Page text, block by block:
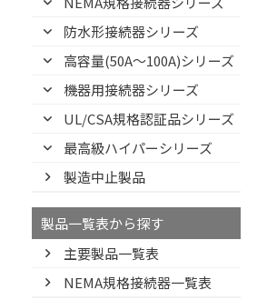
防水形接続器シリーズ
高容量(50A～100A)シリーズ
機器用接続器シリーズ
UL/CSA規格認証品シリーズ
最高級ハイパーシリーズ
製造中止製品
製品一覧表から探す
主要製品一覧表
NEMA規格接続器一覧表